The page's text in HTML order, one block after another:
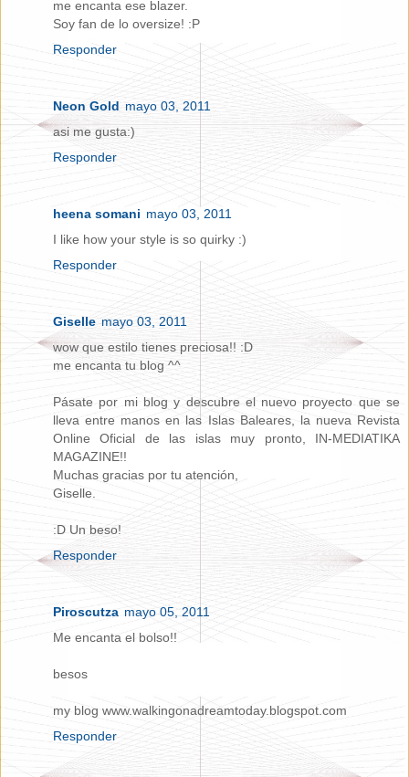
me encanta ese blazer.
Soy fan de lo oversize! :P
Responder
Neon Gold mayo 03, 2011
asi me gusta:)
Responder
heena somani mayo 03, 2011
I like how your style is so quirky :)
Responder
Giselle mayo 03, 2011
wow que estilo tienes preciosa!! :D
me encanta tu blog ^^
Pásate por mi blog y descubre el nuevo proyecto que se
lleva entre manos en las Islas Baleares, la nueva Revista
Online Oficial de las islas muy pronto, IN-MEDIATIKA
MAGAZINE!!
Muchas gracias por tu atención,
Giselle.
:D Un beso!
Responder
Piroscutza mayo 05, 2011
Me encanta el bolso!!
besos
my blog www.walkingonadreamtoday.blogspot.com
Responder